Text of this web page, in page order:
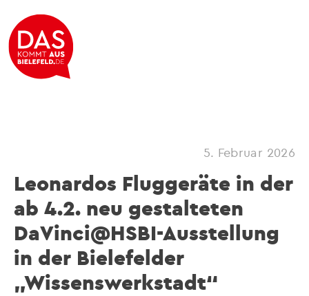
5. Februar 2026
Leonardos Fluggeräte in der
ab 4.2. neu gestalteten
DaVinci@HSBI-Ausstellung
in der Bielefelder
„Wissenswerkstadt“